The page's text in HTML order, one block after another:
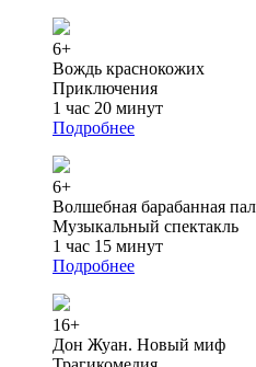
6+
Вождь краснокожих
Приключения
1 час 20 минут
Подробнее
6+
Волшебная барабанная
Музыкальный спектакль
1 час 15 минут
Подробнее
16+
Дон Жуан. Новый миф